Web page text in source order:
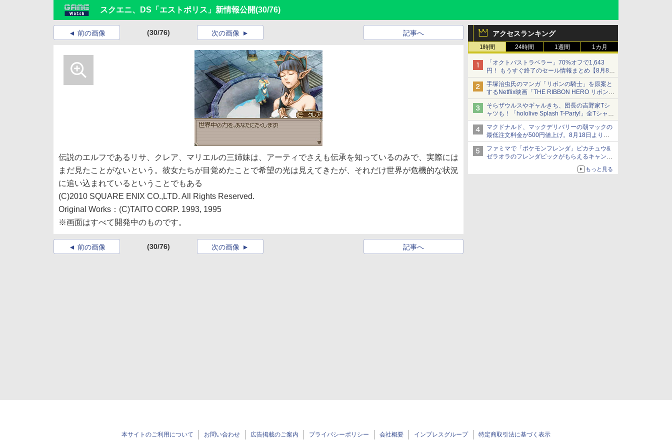
スクエニ、DS「エストポリス」新情報公開(30/76)
アクセスランキング
1時間 24時間 1週間 1カ月
「オクトパストラベラー」70%オフで1,643
円！ もうすぐ終了のセール情報まとめ【8月8日
更新】
ニンテンドーeショップでは「大神 絶景版」が
67%オフで990円
手塚治虫氏のマンガ「リボンの騎士」を原案と
するNetflix映画「THE RIBBON HERO リボンヒ
ーロー」本日配信開始
そらザウルスやギャルきち、団長の吉野家Tシ
ャツも！「hololive Splash T-Party!」全Tシャツ
ラインナップ公開＆オンライン販売開始
マクドナルド、マックデリバリーの朝マックの
最低注文料金が500円値上げ。8月18日より
1,500円から受付
ファミマで「ポケモンフレンダ」ピカチュウ&
ゼラオラのフレンダピックがもらえるキャンペ
もっと見る
前の画像 (30/76) 記事へ
次の画像
伝説のエルフであるリサ、クレア、マリエルの三姉妹は、アーティでさえも伝承を知っているのみで、実際には
まだ見たことがないという。彼女たちが目覚めたことで希望の光は見えてきたが、それだけ世界が危機的な状況
に追い込まれているということでもある
(C)2010 SQUARE ENIX CO.,LTD. All Rights Reserved.
Original Works：(C)TAITO CORP. 1993, 1995
※画面はすべて開発中のものです。
前の画像 (30/76) 記事へ
次の画像
本サイトのご利用について お問い合わせ 広告掲載のご案内 プライバシーポリシー 会社概要 インプレスグループ 特定商取引法に基づく表示